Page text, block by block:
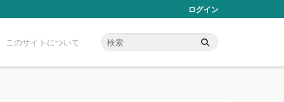
ログイン
このサイトについて